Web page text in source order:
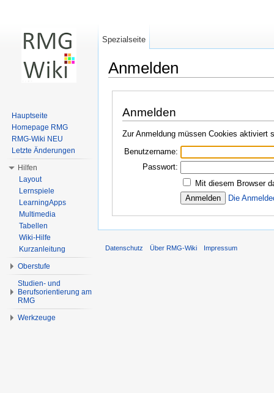
Anmelden
Anmelden
Zur Anmeldung müssen Cookies aktiviert
Benutzername:
Passwort:
Mit diesem Browser
Die
Spezialseite
Hauptseite
Homepage RMG
RMG-Wiki NEU
Letzte Änderungen
Hilfen
Layout
Lernspiele
LearningApps
Multimedia
Tabellen
Wiki-Hilfe
Kurzanleitung
Oberstufe
Studien- und
Berufsorientierung am
RMG
Werkzeuge
Datenschutz Über RMG-Wiki Impressum